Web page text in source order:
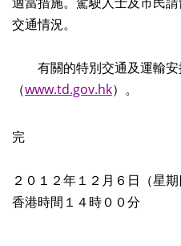
交通情況。
有關的特別交通及運輸安
（www.td.gov.hk）。
完
２０１２年１２月６日（星期
香港時間１４時００分